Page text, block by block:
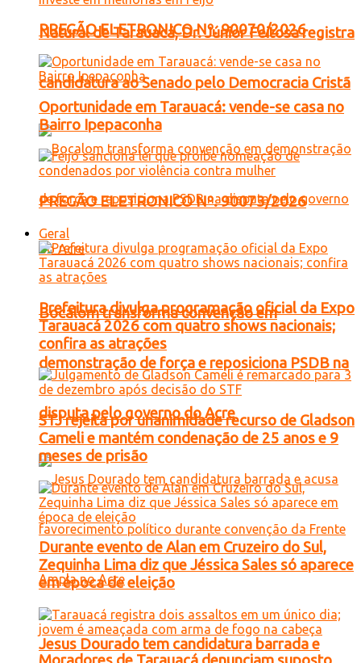
Natural de Tarauacá, Dr. Júnior Feitosa registra
candidatura ao Senado pelo Democracia Cristã
Bocalom transforma convenção em
demonstração de força e reposiciona PSDB na
disputa pelo governo do Acre
Jesus Dourado tem candidatura barrada e
PREGÃO ELETRONICO Nº. 90070/2026
Oportunidade em Tarauacá: vende-se casa no
Bairro Ipepaconha
PREGÃO ELETRONICO Nº. 90073/2026
Geral
Prefeitura divulga programação oficial da Expo
Tarauacá 2026 com quatro shows nacionais;
confira as atrações
STJ rejeita por unanimidade recurso de Gladson
Cameli e mantém condenação de 25 anos e 9
meses de prisão
Durante evento de Alan em Cruzeiro do Sul,
Zequinha Lima diz que Jéssica Sales só aparece
em época de eleição